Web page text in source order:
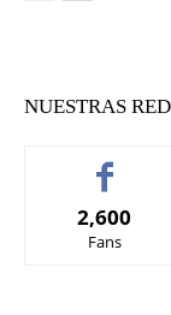
NUESTRAS
2,600
Fans